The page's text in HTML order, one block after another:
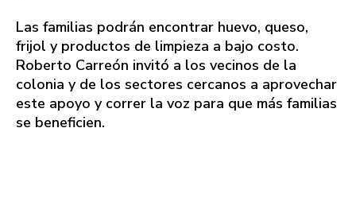
Las familias podrán encontrar huevo, queso,
frijol y productos de limpieza a bajo costo.
Roberto Carreón invitó a los vecinos de la
colonia y de los sectores cercanos a aprovechar
este apoyo y correr la voz para que más familias
se beneficien.